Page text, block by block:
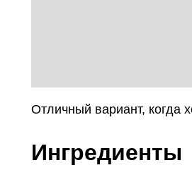
Отличный вариант, когда
Ингредиенты